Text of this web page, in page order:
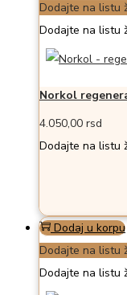
Dodajte na listu
Dodajte na listu
Norkol
4.050,00 rsd
Dodajte na listu
Dodaj u korpu
Dodajte na listu
Dodajte na listu